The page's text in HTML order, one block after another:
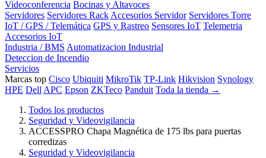
Videoconferencia Bocinas y Altavoces
Servidores Servidores Rack Accesorios Servidor Servidores Torre
IoT / GPS / Telemática GPS y Rastreo Sensores IoT Telemetria
Accesorios IoT
Industria / BMS Automatizacion Industrial
Deteccion de Incendio
Servicios
Marcas top Cisco Ubiquiti MikroTik TP-Link Hikvision Synology
HPE Dell APC Epson ZKTeco Panduit Toda la tienda →
Todos los productos
Seguridad y Videovigilancia
ACCESSPRO Chapa Magnética de 175 lbs para puertas
corredizas
Seguridad y Videovigilancia